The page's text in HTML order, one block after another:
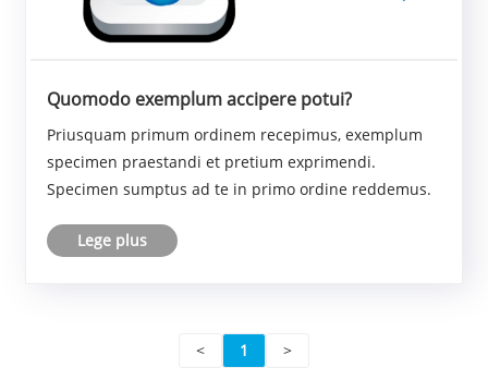
Quomodo exemplum accipere potui?
Priusquam primum ordinem recepimus, exemplum
specimen praestandi et pretium exprimendi.
Specimen sumptus ad te in primo ordine reddemus.
Lege plus
< 1 >